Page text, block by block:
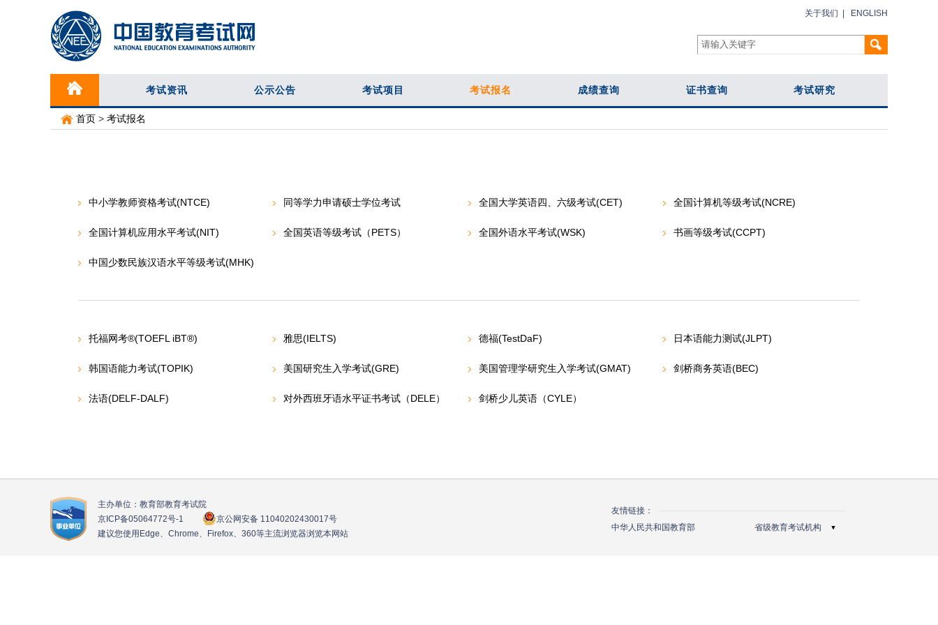
关于我们 ENGLISH
考试资讯 公示公告 考试项目 考试报名 成绩查询 证书查询 考试研究
首页 > 考试报名
中小学教师资格考试(NTCE) 同等学力申请硕士学位考试 全国大学英语四、六级考试(CET) 全国计算机等级考试(NCRE)
全国计算机应用水平考试(NIT) 全国英语等级考试（PETS） 全国外语水平考试(WSK) 书画等级考试(CCPT)
中国少数民族汉语水平等级考试(MHK)
托福网考®(TOEFL iBT®) 雅思(IELTS) 德福(TestDaF) 日本语能力测试(JLPT)
韩国语能力考试(TOPIK) 美国研究生入学考试(GRE) 美国管理学研究生入学考试(GMAT) 剑桥商务英语(BEC)
法语(DELF-DALF) 对外西班牙语水平证书考试（DELE） 剑桥少儿英语（CYLE）
主办单位：教育部教育考试院
京ICP备05064772号-1
京公网安备 11040202430017号
建议您使用Edge、Chrome、Firefox、360等主流浏览器浏览本网站
友情链接：
中华人民共和国教育部
省级教育考试机构
北京教育考试院